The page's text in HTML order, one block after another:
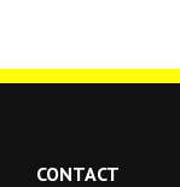
CONTACT